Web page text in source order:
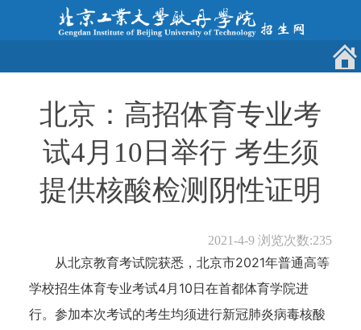
北京：高招体育专业考
试4月10日举行 考生须
提供核酸检测阴性证明
2021-4-9浏览次数:235
从北京教育考试院获悉，北京市2021年普通高等
学校招生体育专业考试4月10日在首都体育学院进
行。参加本次考试的考生均须进行新冠肺炎病毒核酸